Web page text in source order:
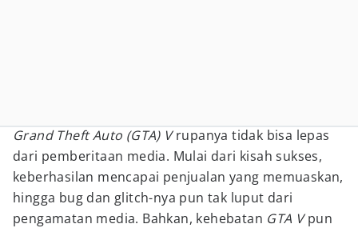
Grand Theft Auto (GTA) Vrupanya tidak bisa lepas
dari pemberitaan media. Mulai dari kisah sukses,
keberhasilan mencapai penjualan yang memuaskan,
hingga bug dan glitch-nya pun tak luput dari
pengamatan media. Bahkan, kehebatan GTA Vpun